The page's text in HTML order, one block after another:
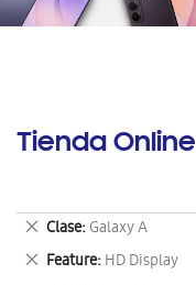
Tienda Online
Clase Galaxy A
Eliminar
este
artículo
Feature HD Display
Eliminar